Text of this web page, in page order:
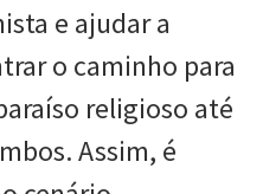
e ajudar a
o caminho para
religioso até
Assim, é